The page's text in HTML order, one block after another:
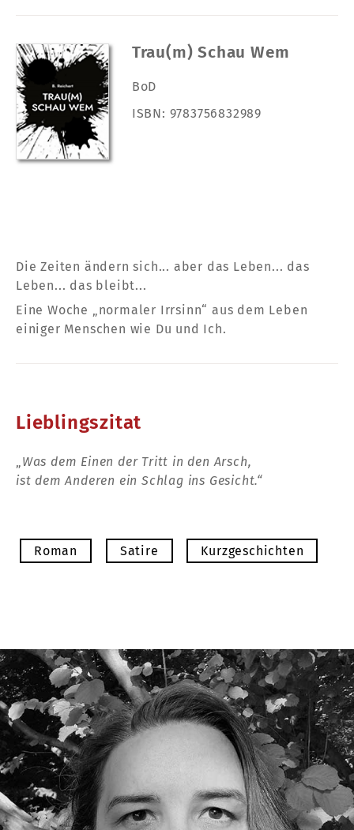
Trau(m) Schau Wem
BoD
ISBN: 9783756832989
Die Zeiten ändern sich... aber das Leben... das
Leben... das bleibt...
Eine Woche „normaler Irrsinn“ aus dem Leben
einiger Menschen wie Du und Ich.
Lieblingszitat
„Was dem Einen der Tritt in den Arsch,
ist dem Anderen ein Schlag ins Gesicht.“
Roman Satire Kurzgeschichten